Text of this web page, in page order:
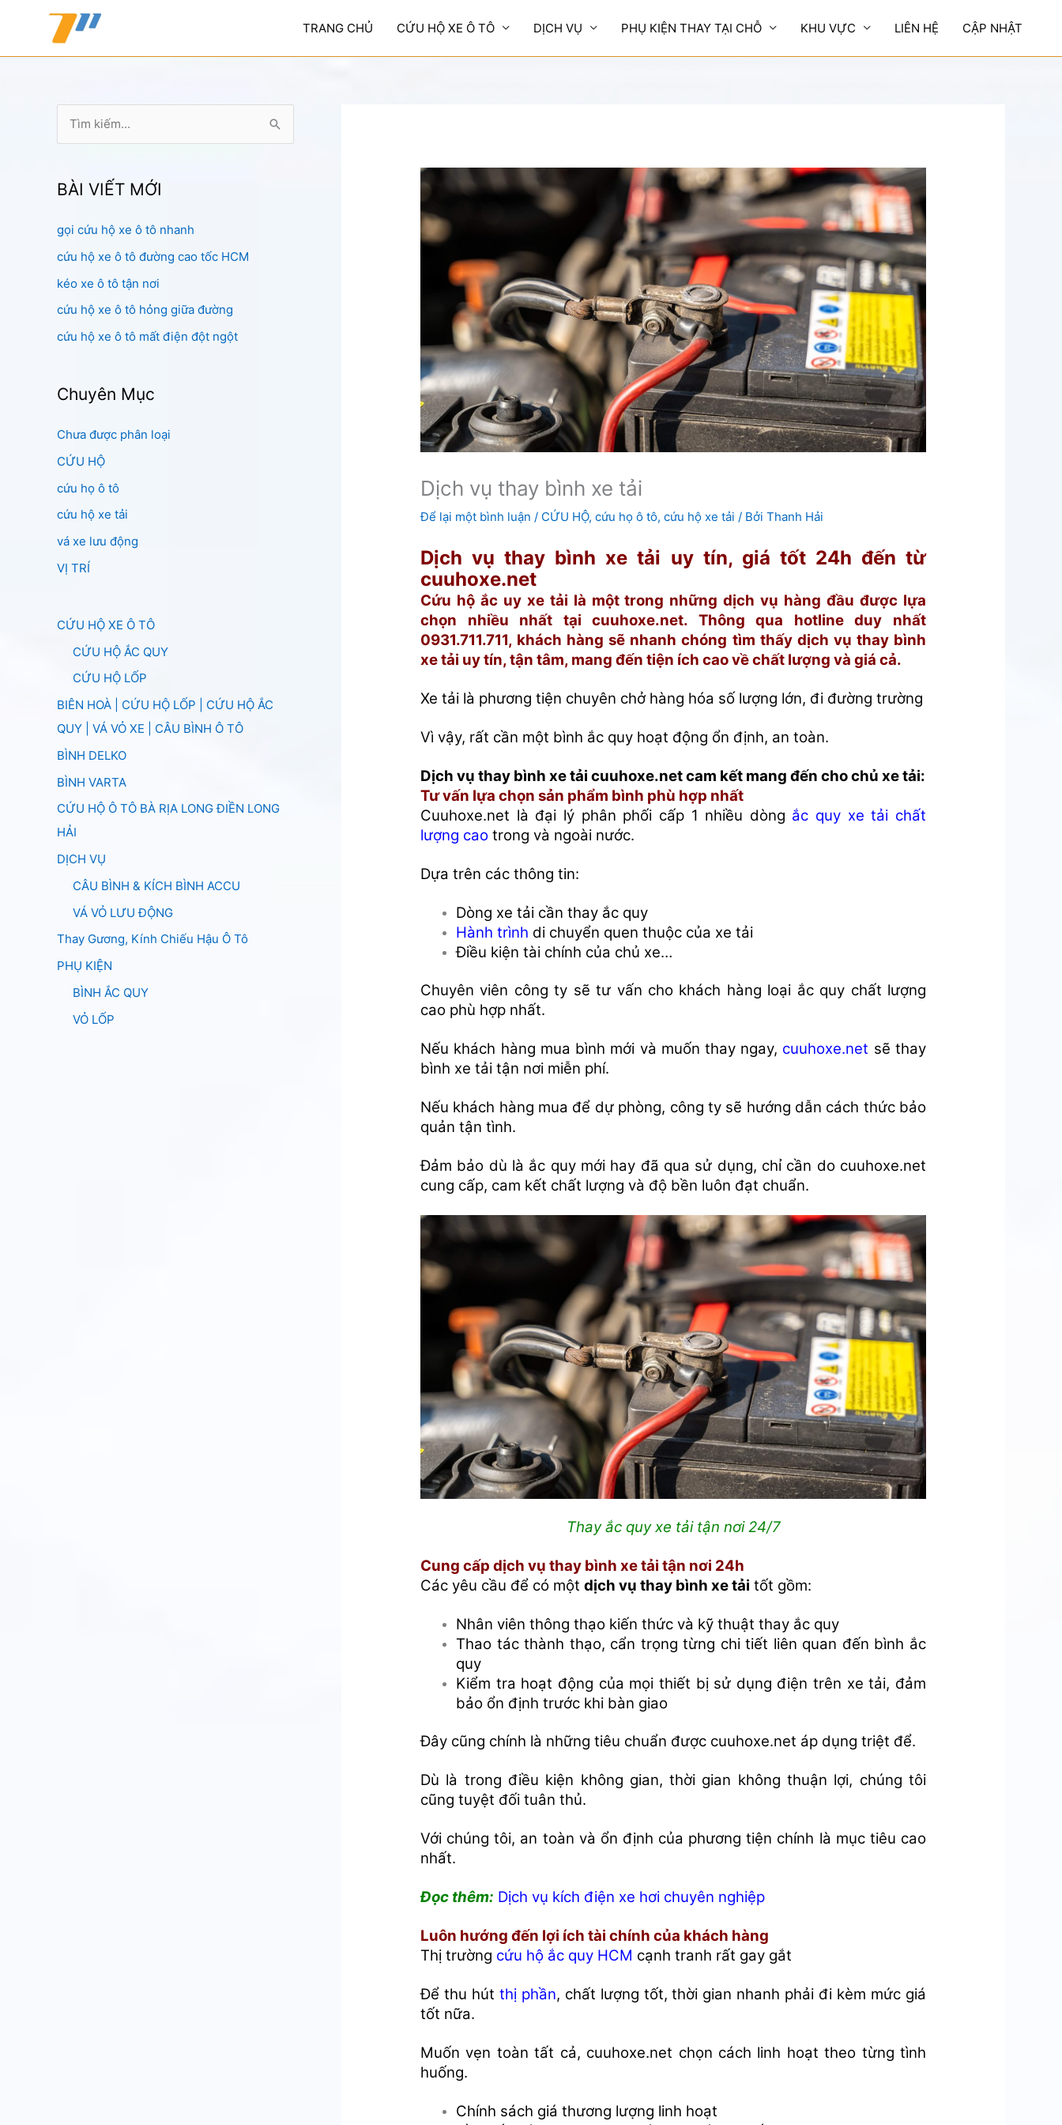
TRANG CHỦ CỨU HỘ XE Ô TÔ DỊCH VỤ PHỤ KIỆN THAY TẠI CHỖ KHU VỰC LIÊN HỆ CẬP NHẬT
k
ế
m
:
BÀI VIẾT MỚI
gọi cứu hộ xe ô tô nhanh
cứu hộ xe ô tô đường cao tốc HCM
kéo xe ô tô tận nơi
cứu hộ xe ô tô hỏng giữa đường
cứu hộ xe ô tô mất điện đột ngột
Chuyên Mục
Chưa được phân loại
CỨU HỘ
cứu họ ô tô
cứu hộ xe tải
vá xe lưu động
VỊ TRÍ
CỨU HỘ XE Ô TÔ
CỨU HỘ ẮC QUY
CỨU HỘ LỐP
BIÊN HOÀ | CỨU HỘ LỐP | CỨU HỘ ẮC
QUY | VÁ VỎ XE | CÂU BÌNH Ô TÔ
BÌNH DELKO
BÌNH VARTA
CỨU HỘ Ô TÔ BÀ RỊA LONG ĐIỀN LONG
HẢI
DỊCH VỤ
CÂU BÌNH & KÍCH BÌNH ACCU
VÁ VỎ LƯU ĐỘNG
Thay Gương, Kính Chiếu Hậu Ô Tô
PHỤ KIỆN
BÌNH ẮC QUY
VỎ LỐP
Dịch vụ thay bình xe tải
Để lại một bình luận / CỨU HỘ,cứu họ ô tô,cứu hộ xe tải / BởiThanh Hải
Dịch vụ thay bình xe tải uy tín, giá tốt 24h đến từ
cuuhoxe.net
Cứu hộ ắc uy xe tải là một trong những dịch vụ hàng đầu được lựa
chọn nhiều nhất tại cuuhoxe.net. Thông qua hotline duy nhất
0931.711.711, khách hàng sẽ nhanh chóng tìm thấy dịch vụ thay bình
xe tải uy tín, tận tâm, mang đến tiện ích cao về chất lượng và giá cả.
Xe tải là phương tiện chuyên chở hàng hóa số lượng lớn, đi đường trường
Vì vậy, rất cần một bình ắc quy hoạt động ổn định, an toàn.
Dịch vụ thay bình xe tải cuuhoxe.net cam kết mang đến cho chủ xe tải:
Tư vấn lựa chọn sản phẩm bình phù hợp nhất
Cuuhoxe.net là đại lý phân phối cấp 1 nhiều dòng ắc quy xe tải chất
lượng cao trong và ngoài nước.
Dựa trên các thông tin:
Dòng xe tải cần thay ắc quy
Hành trình di chuyển quen thuộc của xe tải
Điều kiện tài chính của chủ xe…
Chuyên viên công ty sẽ tư vấn cho khách hàng loại ắc quy chất lượng
cao phù hợp nhất.
Nếu khách hàng mua bình mới và muốn thay ngay, cuuhoxe.net sẽ thay
bình xe tải tận nơi miễn phí.
Nếu khách hàng mua để dự phòng, công ty sẽ hướng dẫn cách thức bảo
quản tận tình.
Đảm bảo dù là ắc quy mới hay đã qua sử dụng, chỉ cần do cuuhoxe.net
cung cấp, cam kết chất lượng và độ bền luôn đạt chuẩn.
Thay ắc quy xe tải tận nơi 24/7
Cung cấp dịch vụ thay bình xe tải tận nơi 24h
Các yêu cầu để có mộtdịch vụ thay bình xe tải tốt gồm:
Nhân viên thông thạo kiến thức và kỹ thuật thay ắc quy
Thao tác thành thạo, cẩn trọng từng chi tiết liên quan đến bình ắc
quy
Kiểm tra hoạt động của mọi thiết bị sử dụng điện trên xe tải, đảm
bảo ổn định trước khi bàn giao
Đây cũng chính là những tiêu chuẩn được cuuhoxe.net áp dụng triệt để.
Dù là trong điều kiện không gian, thời gian không thuận lợi, chúng tôi
cũng tuyệt đối tuân thủ.
Với chúng tôi, an toàn và ổn định của phương tiện chính là mục tiêu cao
nhất.
Đọc thêm: Dịch vụ kích điện xe hơi chuyên nghiệp
Luôn hướng đến lợi ích tài chính của khách hàng
Thị trường cứu hộ ắc quy HCM cạnh tranh rất gay gắt
Để thu hút thị phần, chất lượng tốt, thời gian nhanh phải đi kèm mức giá
tốt nữa.
Muốn vẹn toàn tất cả, cuuhoxe.net chọn cách linh hoạt theo từng tình
huống.
Chính sách giá thương lượng linh hoạt